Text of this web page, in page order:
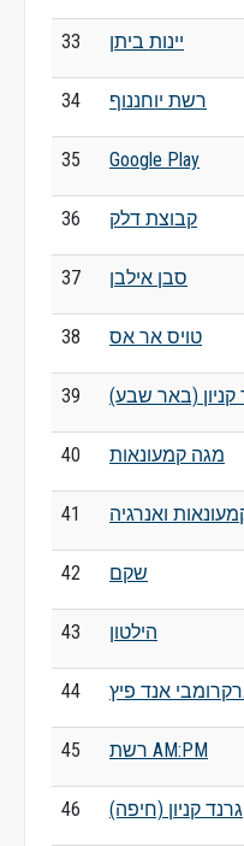
33 יינות ביתן
34 רשת יוחננוף
35 Google Play
36 קבוצת דלק
37 סבן אילבן
38 טויס אר אס
39 קניון (באר שבע)
40 מגה קמעונאות
41 ואנרגיה
42 שקם
43 הילטון
44
45 רשת AM:PM
46 גרנד קניון (חיפה)